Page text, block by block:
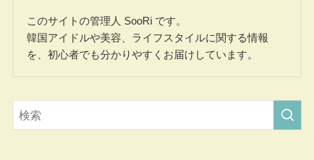
このサイトの管理人 SooRi です。
韓国アイドルや美容、ライフスタイルに関する情報
を、初心者でも分かりやすくお届けしています。